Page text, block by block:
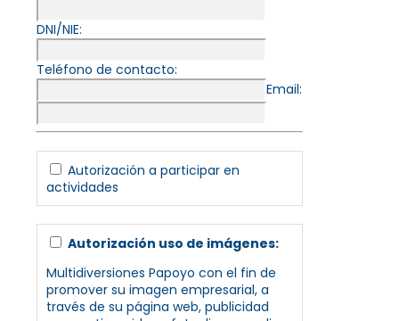
DNI/NIE:
Teléfono de contacto:
Email:
Autorización a participar en
actividades
Autorización uso de imágenes:
Multidiversiones Papoyo con el fin de
promover su imagen empresarial, a
través de su página web, publicidad